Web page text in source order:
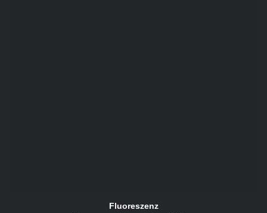
Fluoreszenz